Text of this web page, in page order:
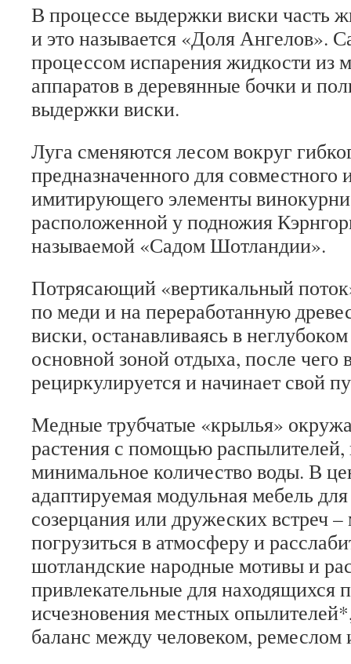
В процессе выдержки виски часть
и это называется «Доля Ангелов».
процессом испарения жидкости из
аппаратов в деревянные бочки и
выдержки виски.
Луга сменяются лесом вокруг
предназначенного для совместного
имитирующего элементы
расположенной у подножия
называемой «Садом Шотландии».
Потрясающий «вертикальный
по меди и на переработанную
виски, останавливаясь в
основной зоной отдыха, после чего
рециркулируется и начинает свой
Медные трубчатые «крылья»
растения с помощью
минимальное количество воды. В
адаптируемая модульная мебель
созерцания или дружеских встреч
погрузиться в атмосферу и
шотландские народные мотивы и
привлекательные для находящихся
исчезновения местных
баланс между человеком, ремеслом